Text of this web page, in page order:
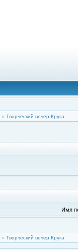
» Творческий вечер Круга
Имя
» Творческий вечер Круга